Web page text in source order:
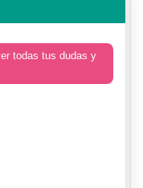
todas tus dudas y